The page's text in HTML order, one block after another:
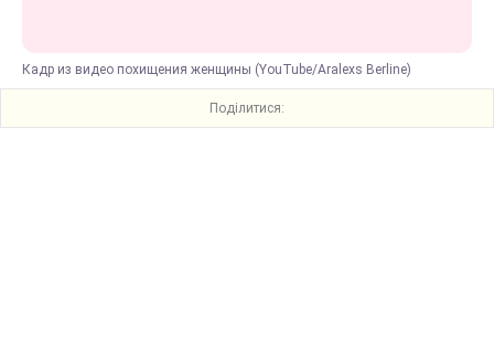
Кадр из видео похищения женщины (YouTube/Aralexs Berline)
Поділитися: